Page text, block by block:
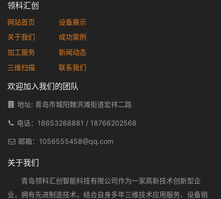
领科汇创
网站首页
关于我们
加工服务
三维扫描
设备展示
成功案例
新闻动态
联系我们
欢迎加入我们的团队
地址: 青岛市城阳棘洪滩街道宏祥二路
电话： 18653288881 / 18766202568
邮箱： 1056555458@qq.com
关于我们
青岛领科汇创智能科技有限公司作为一家高新技术创新型企
业，拥有先进制造技术，结合自身多年三维技术应用服务、设备销